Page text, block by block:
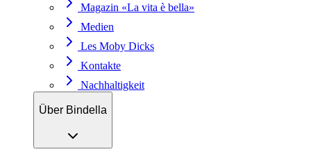
Magazin «La vita è bella»
Medien
Les Moby Dicks
Kontakte
Nachhaltigkeit
Über Bindella